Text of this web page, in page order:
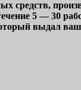
средств,
5 — 30
выдал